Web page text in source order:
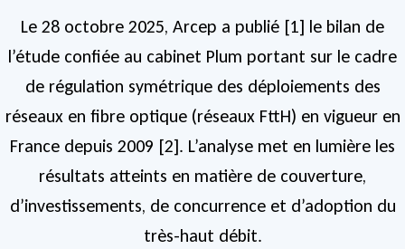
Le 28 octobre 2025, Arcep a publié [1] le bilan de
l’étude confiée au cabinet Plum portant sur le cadre
de régulation symétrique des déploiements des
réseaux en fibre optique (réseaux FttH) en vigueur en
France depuis 2009 [2]. L’analyse met en lumière les
résultats atteints en matière de couverture,
d’investissements, de concurrence et d’adoption du
très-haut débit.